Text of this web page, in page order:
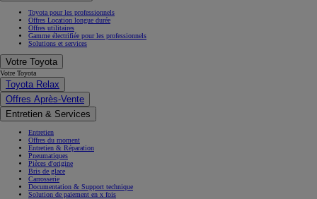
Toyota pour les professionnels
Offres Location longue durée
Offres utilitaires
Gamme électrifiée pour les professionnels
Solutions et services
Votre Toyota
Votre Toyota
Toyota Relax
Offres Après-Vente
Entretien & Services
Entretien
Offres du moment
Entretien & Réparation
Pneumatiques
Pièces d'origine
Bris de glace
Carrosserie
Documentation & Support technique
Solution de paiement en x fois